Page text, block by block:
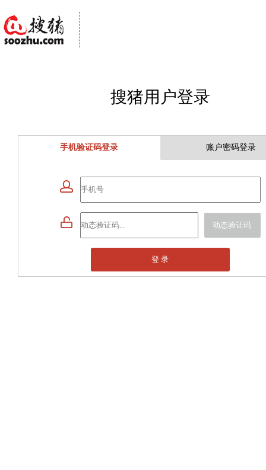
搜猪用户登录
手机验证码登录 账户密码登录

 动态验证码
登 录